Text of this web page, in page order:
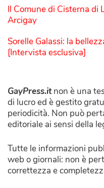
Il Comune di Cisterna di
Arcigay
Sorelle Galassi: la
[Intervista esclusiva]
GayPress.itnon è una
di lucro ed è gestito
periodicità. Non può
editoriale ai sensi della
Tutte le informazioni
web o giornali: non è
correttezza e